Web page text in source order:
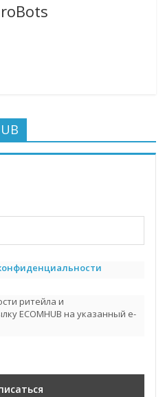
ритейла и
ECOMHUB на указанный e-